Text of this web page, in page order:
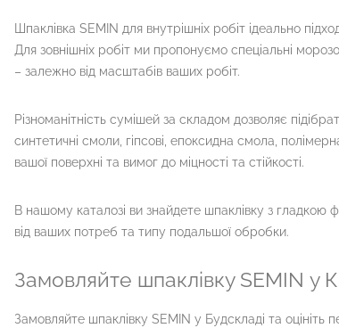
Шпаклівка SEMIN для внутрішніх робіт ідеально
Для зовнішніх робіт ми пропонуємо спеціальні
– залежно від масштабів ваших робіт.
Різноманітність сумішей за складом дозволяє
синтетичні смоли, гіпсові, епоксидна смола,
вашої поверхні та вимог до міцності та стійкості.
В нашому каталозі ви знайдете шпаклівку з
від ваших потреб та типу подальшої обробки.
Замовляйте шпаклівку SEMIN у
Замовляйте шпаклівку SEMIN у Будскладі та